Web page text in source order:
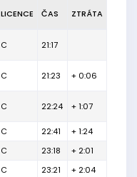
LICENCE ČAS ZTRÁTA
C 21:17
C 21:23 + 0:06
C 22:24 + 1:07
C 22:41
+ 1:24
C 23:18
+ 2:01
C 23:21
+ 2:04